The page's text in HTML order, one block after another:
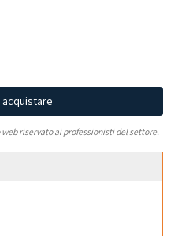
riservato ai professionisti del settore.